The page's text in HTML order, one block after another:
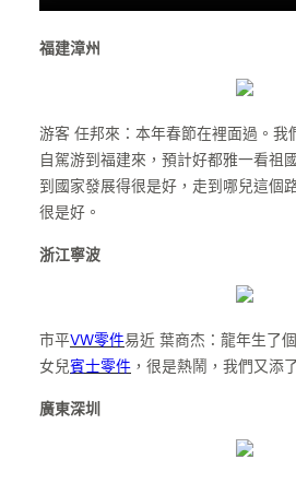
福建漳州
游客 任邦來：本年春節在裡面過。我
自駕游到福建來，預計好都雅一看祖
到國家發展得很是好，走到哪兒這個
很是好。
浙江寧波
市平VW零件易近 葉商杰：龍年生了
女兒賓士零件 ，很是熱鬧，我們又添
廣東深圳